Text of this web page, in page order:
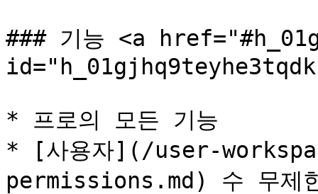
### 기능 <a
* 프로의 모든 기능
* [사용자](/user-
permissions.md) 수 무제